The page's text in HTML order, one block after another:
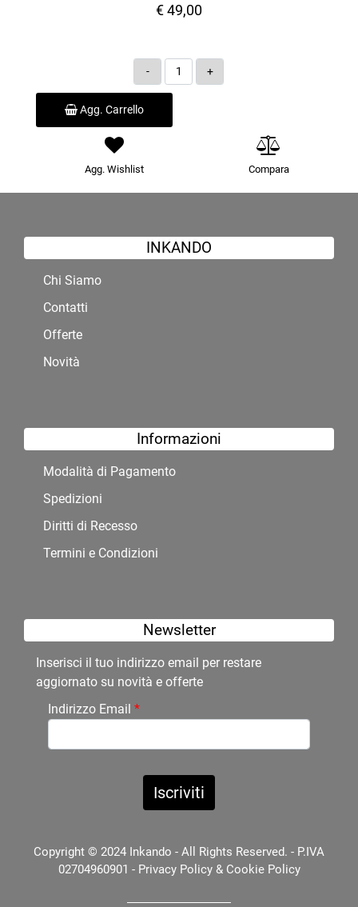
€ 49,00
Quantità
Agg. Carrello
Agg. Wishlist Compara
INKANDO
Chi Siamo
Contatti
Offerte
Novità
Informazioni
Modalità di Pagamento
Spedizioni
Diritti di Recesso
Termini e Condizioni
Newsletter
Inserisci il tuo indirizzo email per restare
aggiornato su novità e offerte
Indirizzo Email *
Copyright © 2024 Inkando - All Rights Reserved. - P.IVA
02704960901 - Privacy Policy& Cookie Policy